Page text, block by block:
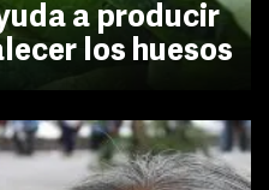
a producir
los huesos